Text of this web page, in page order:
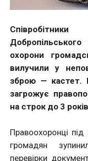
охорони
вилучили у
зброю — кастет.
загрожує
на строк до 3
Правоохоронці
громадян
перевірки